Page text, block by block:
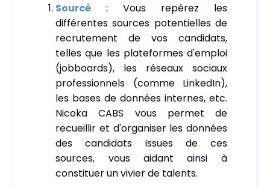
Sourcé : Vous repérez les
différentes sources potentielles de
recrutement de vos candidats,
telles que les plateformes d'emploi
(jobboards), les réseaux sociaux
professionnels (comme LinkedIn),
les bases de données internes, etc.
Nicoka CABS vous permet de
recueillir et d'organiser les données
des candidats issues de ces
sources, vous aidant ainsi à
constituer un vivier de talents.